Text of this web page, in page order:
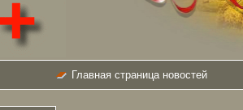
Главная страница новостей